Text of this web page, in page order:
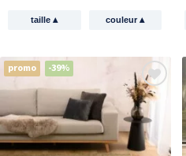
taille▴ couleur▴
promo -39%